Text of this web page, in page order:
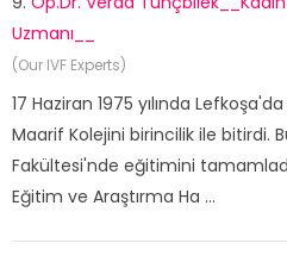
Uzmanı__
(Our IVF Experts)
17 Haziran 1975 yılında
Maarif Kolejini birincilik ile bitirdi.
Fakültesi'nde eğitimini
Eğitim ve Araştırma Ha ...